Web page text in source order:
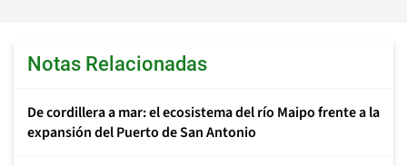
Notas Relacionadas
De cordillera a mar: el ecosistema del río Maipo frente a la
expansión del Puerto de San Antonio